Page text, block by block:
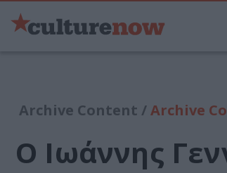
Archive Content /Archive
Ο Ιωάννης